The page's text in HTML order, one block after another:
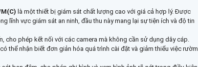
là một thiết bị giám sát chất lượng cao với giá cả hợp lý. Được
lĩnh vực giám sát an ninh, đầu thu này mang lại sự tiện ích và độ tin
phép kết nối với các camera mà không cần sử dụng dây cáp.
thể nhận biết đơn giản hóa quá trình cài đặt và giảm thiểu việc rườm